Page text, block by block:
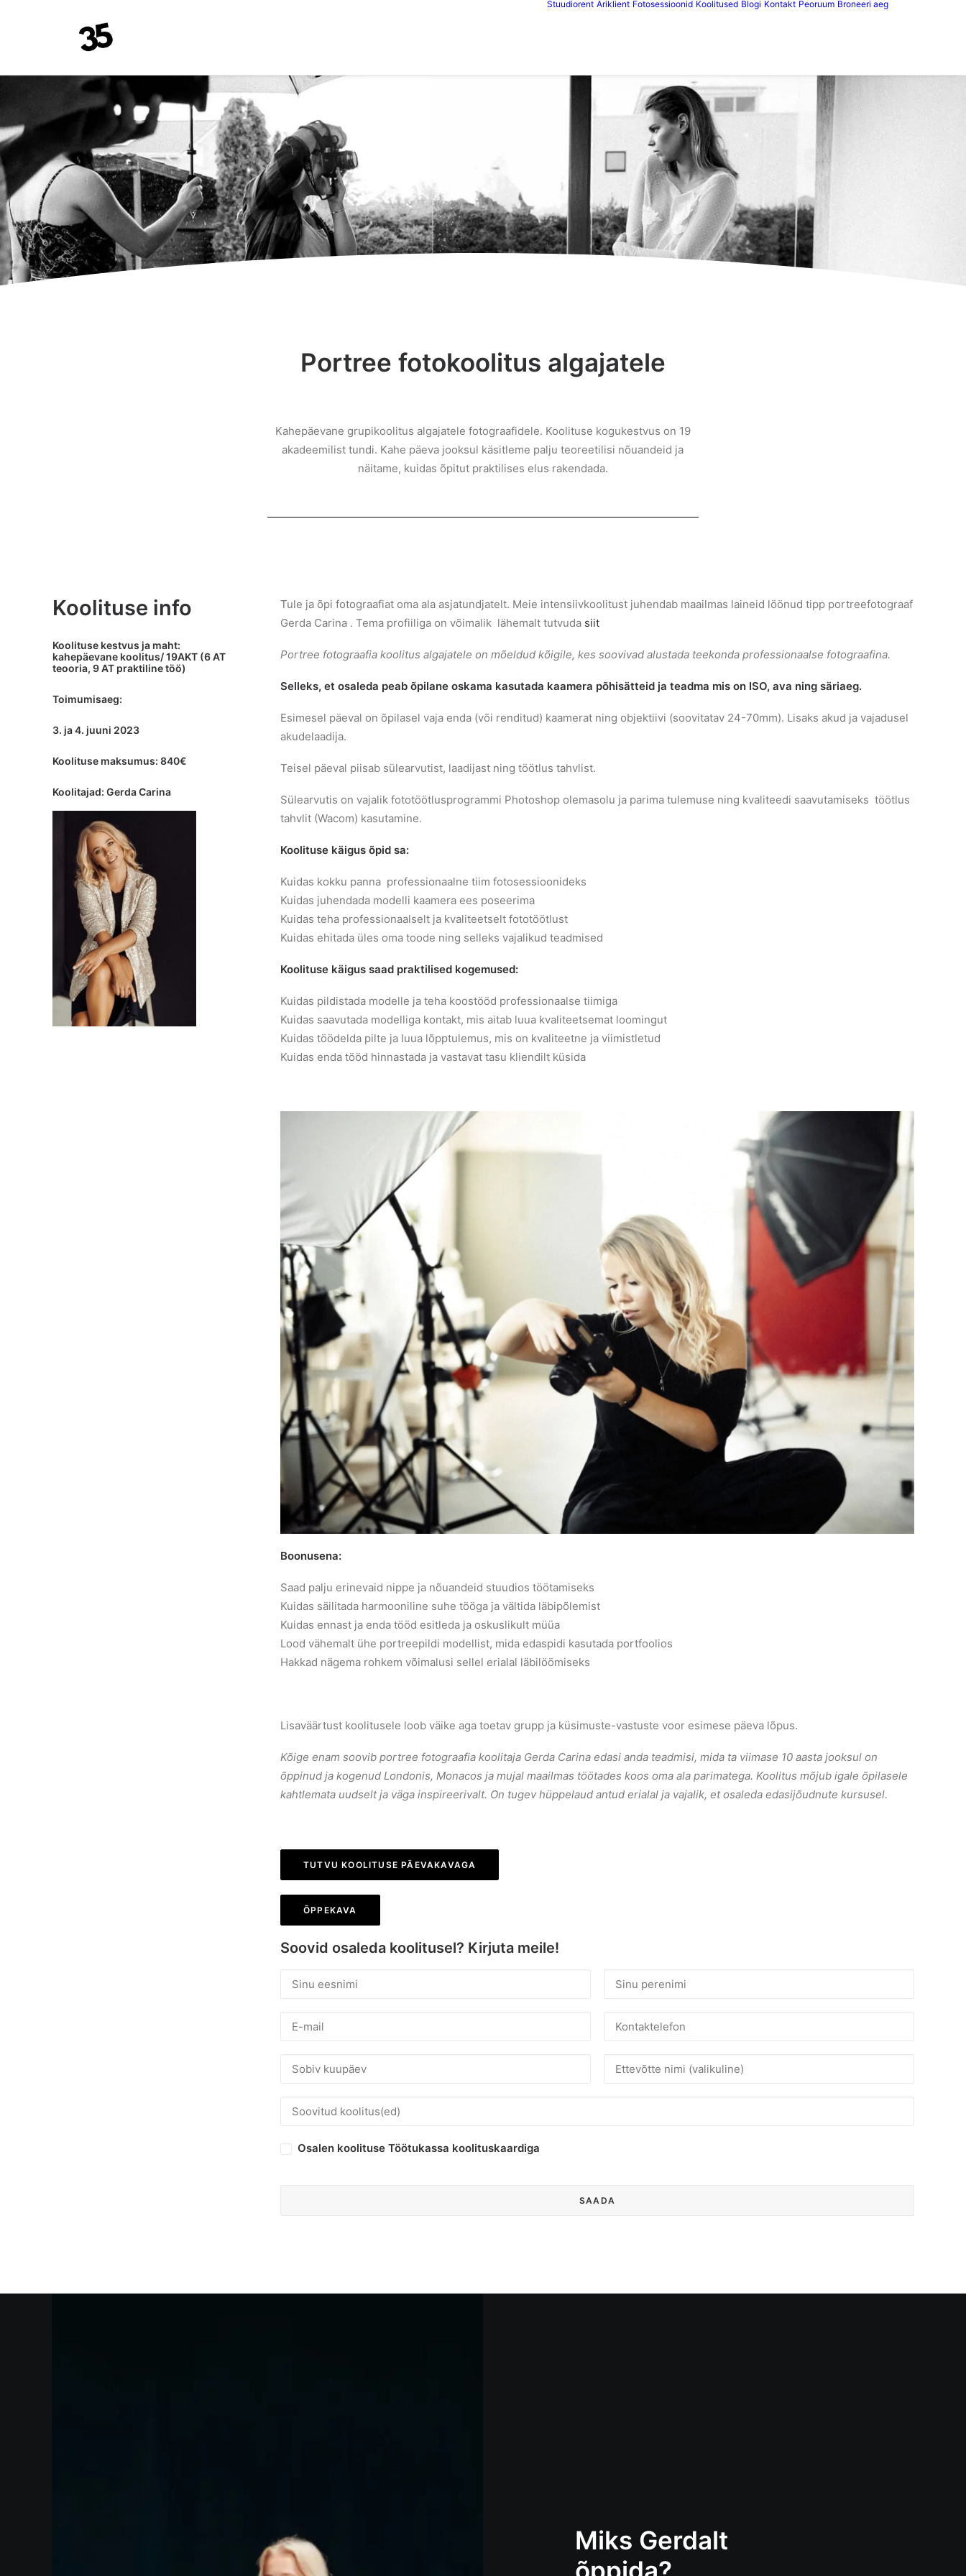
Stuudiorent Äriklient Fotosessioonid Koolitused Blogi Kontakt Peoruum Broneeri aeg
Portree fotokoolitus algajatele
Kahepäevane grupikoolitus algajatele fotograafidele. Koolituse kogukestvus on 19
akadeemilist tundi. Kahe päeva jooksul käsitleme palju teoreetilisi nõuandeid ja
näitame, kuidas õpitut praktilises elus rakendada.
Koolituse info
Koolituse kestvus ja maht:
kahepäevane koolitus/ 19AKT (6 AT
teooria, 9 AT praktiline töö)
Toimumisaeg:
3. ja 4. juuni 2023
Koolituse maksumus: 840€
Koolitajad: Gerda Carina
Tule ja õpi fotograafiat oma ala asjatundjatelt. Meie intensiivkoolitust juhendab maailmas laineid löönud tipp portreefotograaf
Gerda Carina . Tema profiiliga on võimalik lähemalt tutvuda siit
Portree fotograafia koolitus algajatele on mõeldud kõigile, kes soovivad alustada teekonda professionaalse fotograafina.
Selleks, et osaleda peab õpilane oskama kasutada kaamera põhisätteid ja teadma mis on ISO, ava ning säriaeg.
Esimesel päeval on õpilasel vaja enda (või renditud) kaamerat ning objektiivi (soovitatav 24-70mm). Lisaks akud ja vajadusel
akudelaadija.
Teisel päeval piisab sülearvutist, laadijast ning töötlus tahvlist.
Sülearvutis on vajalik fototöötlusprogrammi Photoshop olemasolu ja parima tulemuse ning kvaliteedi saavutamiseks töötlus
tahvlit (Wacom) kasutamine.
Koolituse käigus õpid sa:
Kuidas kokku panna professionaalne tiim fotosessioonideks
Kuidas juhendada modelli kaamera ees poseerima
Kuidas teha professionaalselt ja kvaliteetselt fototöötlust
Kuidas ehitada üles oma toode ning selleks vajalikud teadmised
Koolituse käigus saad praktilised kogemused:
Kuidas pildistada modelle ja teha koostööd professionaalse tiimiga
Kuidas saavutada modelliga kontakt, mis aitab luua kvaliteetsemat loomingut
Kuidas töödelda pilte ja luua lõpptulemus, mis on kvaliteetne ja viimistletud
Kuidas enda tööd hinnastada ja vastavat tasu kliendilt küsida
Boonusena:
Saad palju erinevaid nippe ja nõuandeid stuudios töötamiseks
Kuidas säilitada harmooniline suhe tööga ja vältida läbipõlemist
Kuidas ennast ja enda tööd esitleda ja oskuslikult müüa
Lood vähemalt ühe portreepildi modellist, mida edaspidi kasutada portfoolios
Hakkad nägema rohkem võimalusi sellel erialal läbilöömiseks
Lisaväärtust koolitusele loob väike aga toetav grupp ja küsimuste-vastuste voor esimese päeva lõpus.
Kõige enam soovib portree fotograafia koolitaja Gerda Carina edasi anda teadmisi, mida ta viimase 10 aasta jooksul on
õppinud ja kogenud Londonis, Monacos ja mujal maailmas töötades koos oma ala parimatega. Koolitus mõjub igale õpilasele
kahtlemata uudselt ja väga inspireerivalt. On tugev hüppelaud antud erialal ja vajalik, et osaleda edasijõudnute kursusel.
TUTVU KOOLITUSE PÄEVAKAVAGA
ÕPPEKAVA
Soovid osaleda koolitusel? Kirjuta meile!
Osalen koolituse Töötukassa koolituskaardiga
Miks Gerdalt